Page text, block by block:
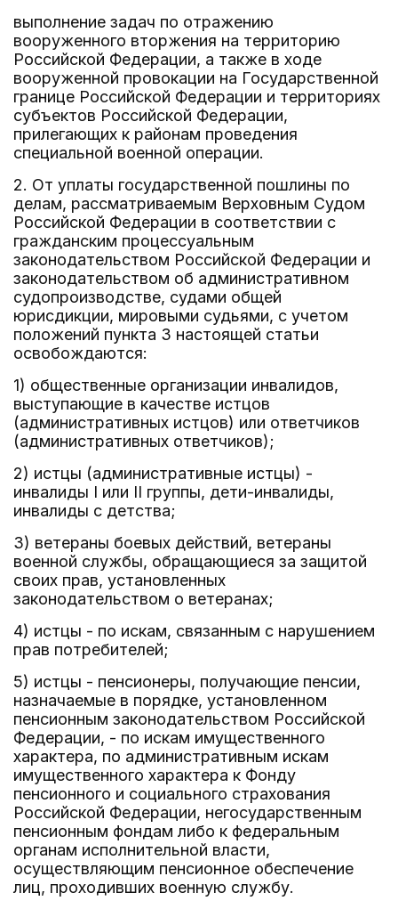
выполнение задач по отражению
вооруженного вторжения на территорию
Российской Федерации, а также в ходе
вооруженной провокации на Государственной
границе Российской Федерации и территориях
субъектов Российской Федерации,
прилегающих к районам проведения
специальной военной операции.
2. От уплаты государственной пошлины по
делам, рассматриваемым Верховным Судом
Российской Федерации в соответствии с
гражданским процессуальным
законодательством Российской Федерации и
законодательством об административном
судопроизводстве, судами общей
юрисдикции, мировыми судьями, с учетом
положений пункта 3 настоящей статьи
освобождаются:
1) общественные организации инвалидов,
выступающие в качестве истцов
(административных истцов) или ответчиков
(административных ответчиков);
2) истцы (административные истцы) -
инвалиды I или II группы, дети-инвалиды,
инвалиды с детства;
3) ветераны боевых действий, ветераны
военной службы, обращающиеся за защитой
своих прав, установленных
законодательством о ветеранах;
4) истцы - по искам, связанным с нарушением
прав потребителей;
5) истцы - пенсионеры, получающие пенсии,
назначаемые в порядке, установленном
пенсионным законодательством Российской
Федерации, - по искам имущественного
характера, по административным искам
имущественного характера к Фонду
пенсионного и социального страхования
Российской Федерации, негосударственным
пенсионным фондам либо к федеральным
органам исполнительной власти,
осуществляющим пенсионное обеспечение
лиц, проходивших военную службу.